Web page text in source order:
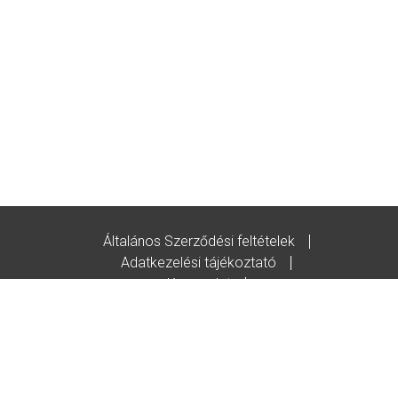
Általános Szerződési feltételek
Adatkezelési tájékoztató
Kapcsolat